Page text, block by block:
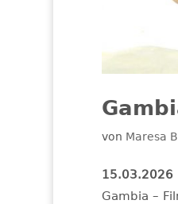
von Maresa
15.03.2026
Gambia –